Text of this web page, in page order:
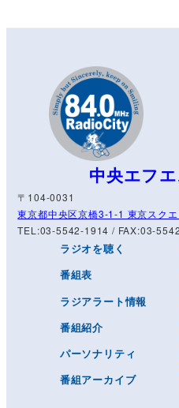
中央エフ
〒104-0031
東京都中央区京橋3-1-1 東京スク
TEL:03-5542-1914 / FAX:03-
ラジオを聴く
番組表
ラジアラート情報
番組紹介
パーソナリティ
番組アーカイブ